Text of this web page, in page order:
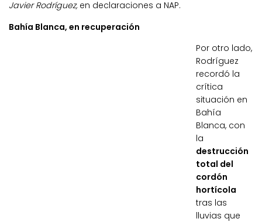
Javier Rodríguez, en declaraciones a NAP.
Bahía Blanca, en recuperación
Por otro lado,
Rodríguez
recordó la
crítica
situación en
Bahía
Blanca, con
la
destrucción
total del
cordón
hortícola
tras las
lluvias que